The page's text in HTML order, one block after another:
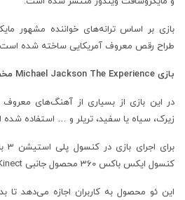
بازی بر اساس ترانه‌های خواننده مشهور
طراح رقص معروف آمریکایی ساخته شده
بازی Michael Jackson The Experience مخصوص XBOX 360
در این بازی از بسیاری از آهنگ‌های معروف
زیرک، سیاه یا سفید، تریلر و … استفاده
کنسول ایکس باکس 360 محصول جانبی Kinect را در اختیار داشته باشید.
این ئو محصول به کاربران اجازه می‌دهد